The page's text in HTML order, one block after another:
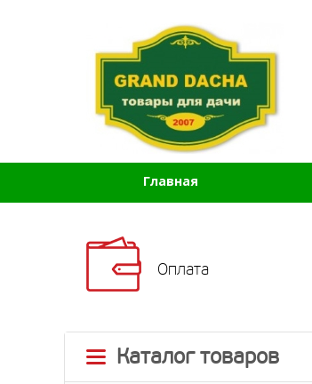
Главная
Оплата
Каталог товаров